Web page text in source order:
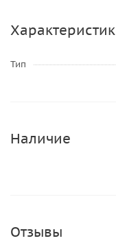
Тип
Наличие
Отзывы